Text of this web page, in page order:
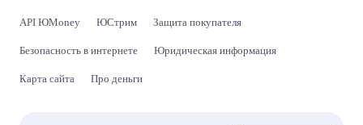
API ЮMoney ЮСтрим Защита покупателя
Безопасность в интернете Юридическая информация
Карта сайта Про деньги